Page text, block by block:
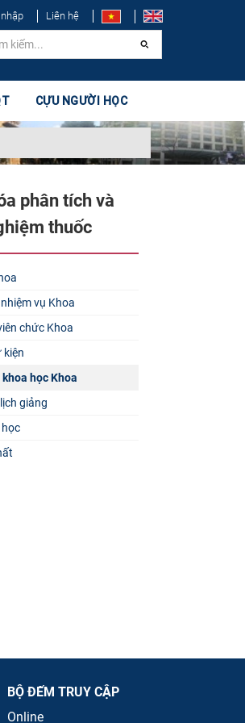
Liên hệ
CỰU NGƯỜI HỌC
phân tích và
thuốc
vụ Khoa
chức Khoa
kiện
học Khoa
giảng
học
BỘ ĐẾM TRUY CẬP
Online